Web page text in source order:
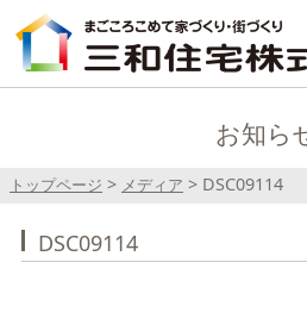
お知ら
トップページ > メディア > DSC09114
DSC09114